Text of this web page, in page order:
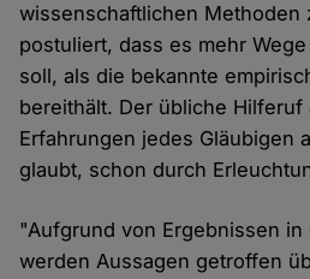
wissenschaftlichen Methoden
postuliert, dass es mehr
soll, als die bekannte
bereithält. Der übliche
Erfahrungen jedes Gläubigen
glaubt, schon durch
"Aufgrund von Ergebnissen
werden Aussagen getroffen